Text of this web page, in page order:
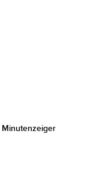
Minutenzeiger